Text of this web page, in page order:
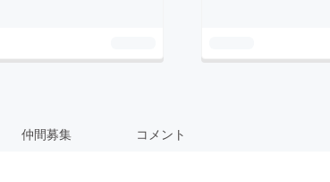
仲間募集 コメント